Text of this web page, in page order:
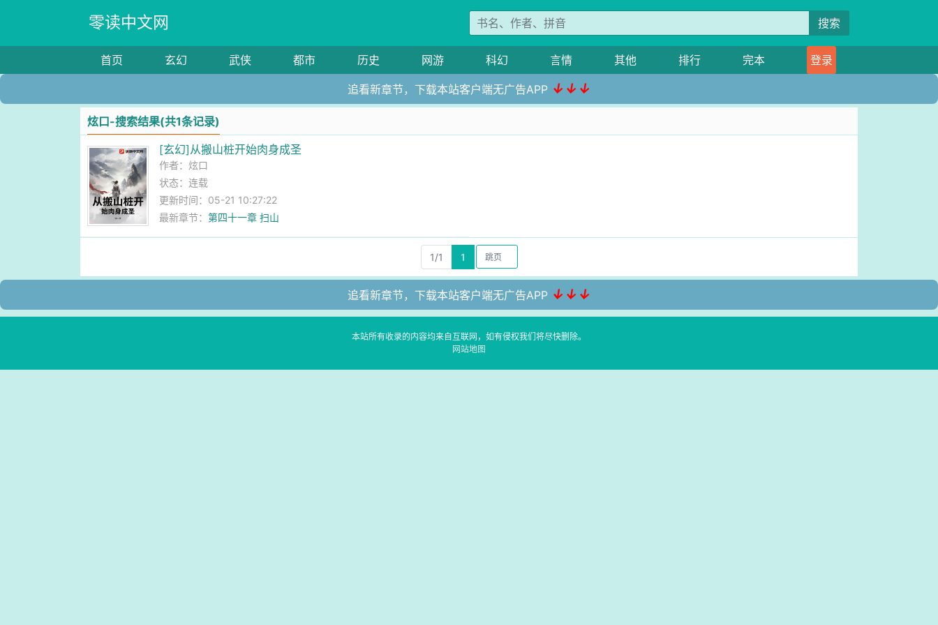
零读中文网 搜索
首页 玄幻 武侠 都市 历史 网游 科幻 言情 其他 排行 完本 登录
追看新章节，下载本站客户端无广告APP ↓↓↓
炫口-搜索结果(共1条记录)
[玄幻]从搬山桩开始肉身成圣
作者：炫口
状态：连载
更新时间：05-21 10:27:22
最新章节：第四十一章 扫山
1/1 1
追看新章节，下载本站客户端无广告APP ↓↓↓
本站所有收录的内容均来自互联网，如有侵权我们将尽快删除。
网站地图